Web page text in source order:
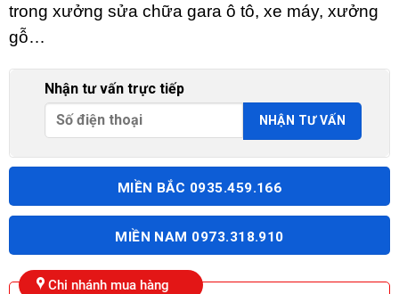
trong xưởng sửa chữa gara ô tô, xe máy, xưởng
gỗ…
Nhận tư vấn trực tiếp
MIỀN BẮC 0935.459.166
MIỀN NAM 0973.318.910
Chi nhánh mua hàng